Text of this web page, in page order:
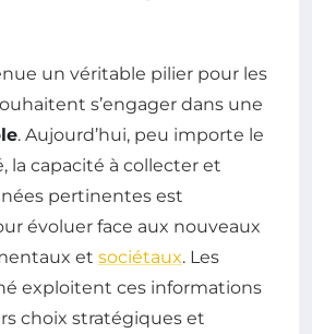
un véritable pilier pour les
s’engager dans une
. Aujourd’hui, peu importe le
la capacité à collecter et
pertinentes est
évoluer face aux nouveaux
et sociétaux. Les
exploitent ces informations
choix stratégiques et